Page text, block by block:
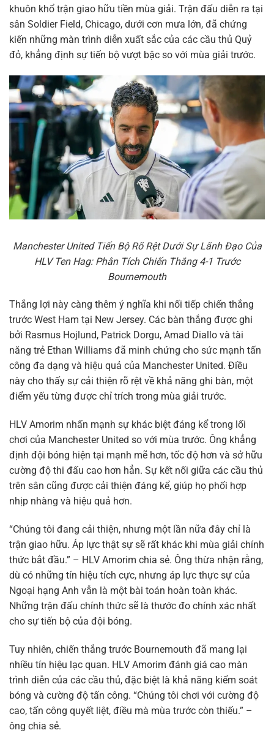
khuôn khổ trận giao hữu tiền mùa giải. Trận đấu diễn ra tại
sân Soldier Field, Chicago, dưới cơn mưa lớn, đã chứng
kiến những màn trình diễn xuất sắc của các cầu thủ Quỷ
đỏ, khẳng định sự tiến bộ vượt bậc so với mùa giải trước.
Manchester United Tiến Bộ Rõ Rệt Dưới Sự Lãnh Đạo Của
HLV Ten Hag: Phân Tích Chiến Thắng 4-1 Trước
Bournemouth
Thắng lợi này càng thêm ý nghĩa khi nối tiếp chiến thắng
trước West Ham tại New Jersey. Các bàn thắng được ghi
bởi Rasmus Hojlund, Patrick Dorgu, Amad Diallo và tài
năng trẻ Ethan Williams đã minh chứng cho sức mạnh tấn
công đa dạng và hiệu quả của Manchester United. Điều
này cho thấy sự cải thiện rõ rệt về khả năng ghi bàn, một
điểm yếu từng được chỉ trích trong mùa giải trước.
HLV Amorim nhấn mạnh sự khác biệt đáng kể trong lối
chơi của Manchester United so với mùa trước. Ông khẳng
định đội bóng hiện tại mạnh mẽ hơn, tốc độ hơn và sở hữu
cường độ thi đấu cao hơn hẳn. Sự kết nối giữa các cầu thủ
trên sân cũng được cải thiện đáng kể, giúp họ phối hợp
nhịp nhàng và hiệu quả hơn.
“Chúng tôi đang cải thiện, nhưng một lần nữa đây chỉ là
trận giao hữu. Áp lực thật sự sẽ rất khác khi mùa giải chính
thức bắt đầu.” – HLV Amorim chia sẻ. Ông thừa nhận rằng,
dù có những tín hiệu tích cực, nhưng áp lực thực sự của
Ngoại hạng Anh vẫn là một bài toán hoàn toàn khác.
Những trận đấu chính thức sẽ là thước đo chính xác nhất
cho sự tiến bộ của đội bóng.
Tuy nhiên, chiến thắng trước Bournemouth đã mang lại
nhiều tín hiệu lạc quan. HLV Amorim đánh giá cao màn
trình diễn của các cầu thủ, đặc biệt là khả năng kiểm soát
bóng và cường độ tấn công. “Chúng tôi chơi với cường độ
cao, tấn công quyết liệt, điều mà mùa trước còn thiếu.” –
ông chia sẻ.